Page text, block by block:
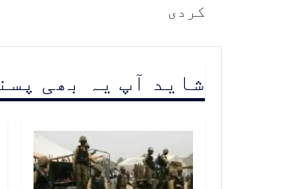
کردی
شاید آپ یہ بھی